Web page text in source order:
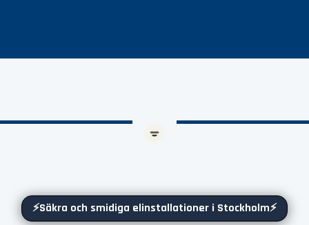
⚡Säkra och smidiga elinstallationer i Stockholm⚡